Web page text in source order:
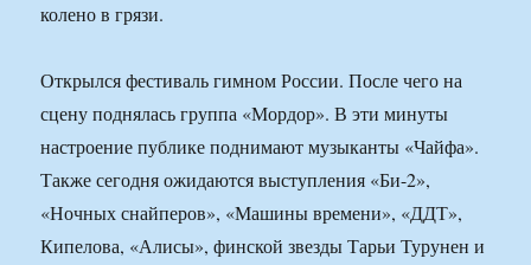
колено в грязи.
Открылся фестиваль гимном России. После чего на
сцену поднялась группа «Мордор». В эти минуты
настроение публике поднимают музыканты «Чайфа».
Также сегодня ожидаются выступления «Би-2»,
«Ночных снайперов», «Машины времени», «ДДТ»,
Кипелова, «Алисы», финской звезды Тарьи Турунен и